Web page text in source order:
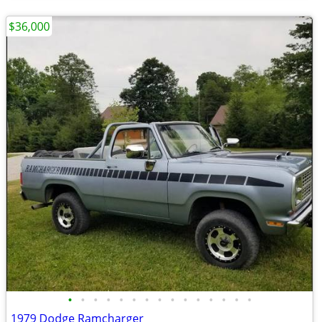
• • • • • • • • • • • • • • •
1979 Dodge Ramcharger
$36,000